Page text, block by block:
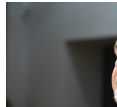
ВСЕ ЗА ДЕНЬ